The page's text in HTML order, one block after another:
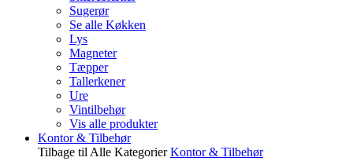
Sugerør
Se alle Køkken
Lys
Magneter
Tæpper
Tallerkener
Ure
Vintilbehør
Vis alle produkter
Kontor & Tilbehør
Tilbage til Alle Kategorier Kontor & Tilbehør